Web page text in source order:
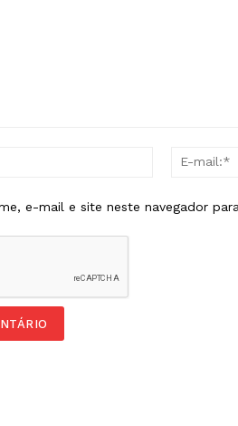
Nome:*
e-mail e site neste navegador